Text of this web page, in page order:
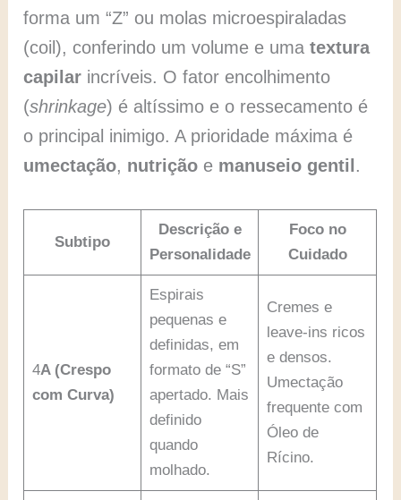
forma um “Z” ou molas microespiraladas
(coil), conferindo um volume e umatextura
capilar incríveis. O fator encolhimento
(shrinkage) é altíssimo e o ressecamento é
o principal inimigo. A prioridade máxima é
umectação, nutrição e manuseio gentil .
Subtipo
Descrição e
Personalidade
Foco no
Cuidado
4A (Crespo
com Curva)
Espirais
pequenas e
definidas, em
formato de “S”
apertado. Mais
definido
quando
molhado.
Cremes e
leave-ins ricos
e densos.
Umectação
frequente com
Óleo de
Rícino.